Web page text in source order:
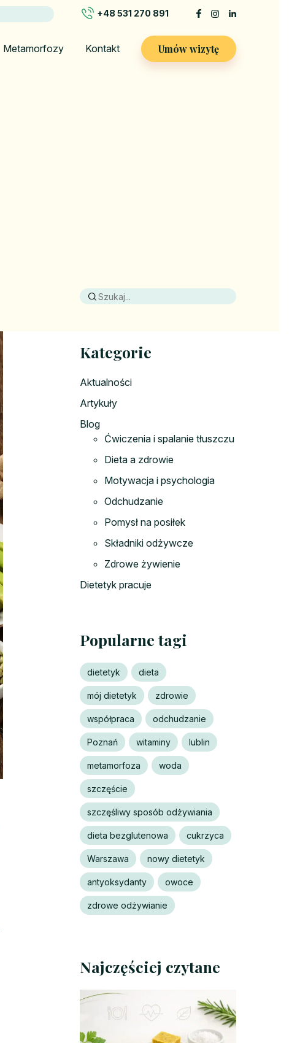
+48 531 270 891
Metamorfozy Kontakt Umów wizytę
Kategorie
Aktualności
Artykuły
Blog
Ćwiczenia i spalanie tłuszczu
Dieta a zdrowie
Motywacja i psychologia
Odchudzanie
Pomysł na posiłek
Składniki odżywcze
Zdrowe żywienie
Dietetyk pracuje
Popularne tagi
dietetyk dieta
mój dietetyk zdrowie
współpraca odchudzanie
Poznań witaminy lublin
metamorfoza woda
szczęście
szczęśliwy sposób odżywiania
dieta bezglutenowa cukrzyca
Warszawa nowy dietetyk
antyoksydanty owoce
zdrowe odżywianie
Najczęściej czytane